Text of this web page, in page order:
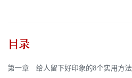
目录
第一章 给人留下好印象的8个实用方法